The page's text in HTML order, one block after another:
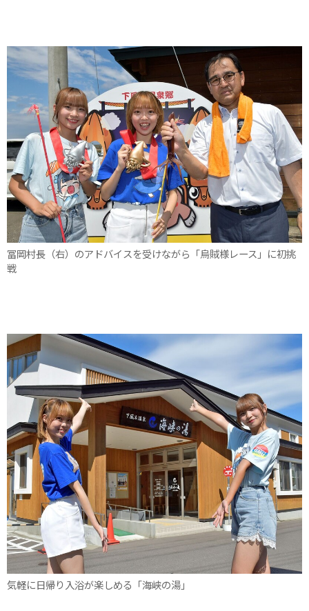
冨岡村長（右）のアドバイスを受けながら「烏賊様レース」に初挑
戦
気軽に日帰り入浴が楽しめる「海峡の湯」